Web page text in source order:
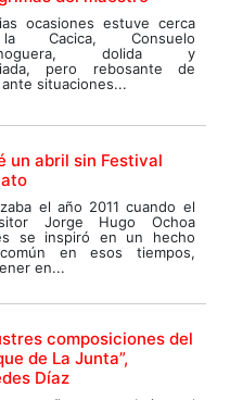
ocasiones estuve cerca
Cacica, Consuelo
dolida y
pero rebosante de
situaciones...
un abril sin Festival
el año 2011 cuando el
Jorge Hugo Ochoa
se inspiró en un hecho
en esos tiempos,
en...
composiciones del
de La Junta”,
Díaz